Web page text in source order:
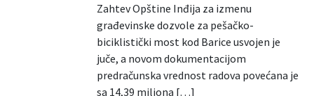
Zahtev Opštine Inđija za izmenu
građevinske dozvole za pešačko-
biciklistički most kod Barice usvojen je
juče, a novom dokumentacijom
predračunska vrednost radova povećana je
sa 14,39 miliona […]